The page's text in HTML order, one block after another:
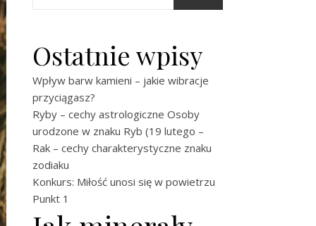
Ostatnie wpisy
Wpływ barw kamieni – jakie wibracje
przyciągasz?
Ryby – cechy astrologiczne Osoby
urodzone w znaku Ryb (19 lutego –
Rak – cechy charakterystyczne znaku
zodiaku
Konkurs: Miłość unosi się w powietrzu
Punkt 1